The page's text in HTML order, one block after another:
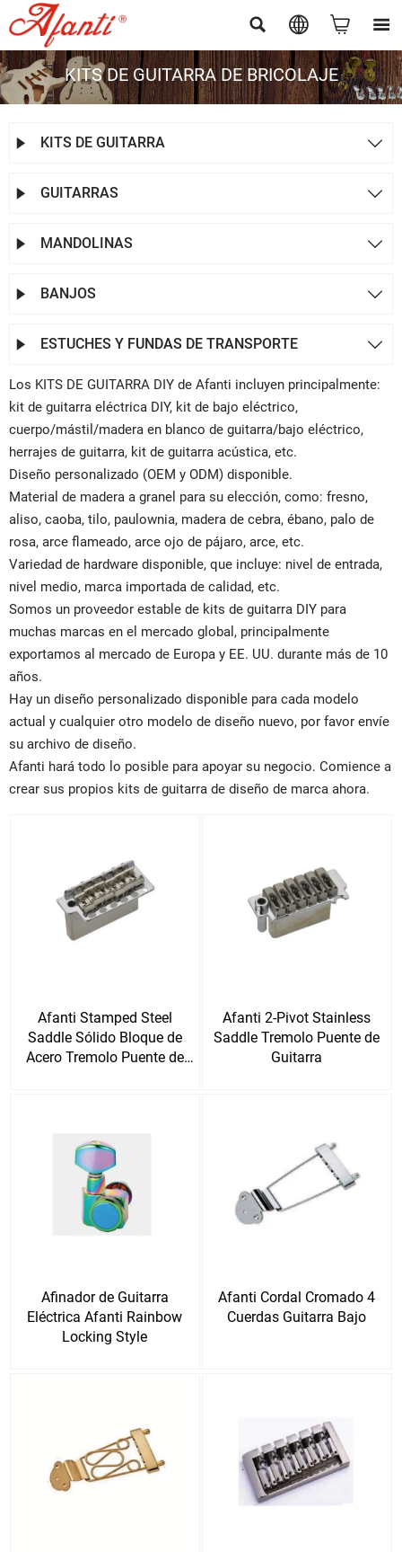
   
KITS DE GUITARRA DE BRICOLAJE
 KITS DE GUITARRA 
 GUITARRAS 
 MANDOLINAS 
 BANJOS 
 ESTUCHES Y FUNDAS DE TRANSPORTE 
Los KITS DE GUITARRA DIY de Afanti incluyen principalmente:
kit de guitarra eléctrica DIY, kit de bajo eléctrico,
cuerpo/mástil/madera en blanco de guitarra/bajo eléctrico,
herrajes de guitarra, kit de guitarra acústica, etc.
Diseño personalizado (OEM y ODM) disponible.
Material de madera a granel para su elección, como: fresno,
aliso, caoba, tilo, paulownia, madera de cebra, ébano, palo de
rosa, arce flameado, arce ojo de pájaro, arce, etc.
Variedad de hardware disponible, que incluye: nivel de entrada,
nivel medio, marca importada de calidad, etc.
Somos un proveedor estable de kits de guitarra DIY para
muchas marcas en el mercado global, principalmente
exportamos al mercado de Europa y EE. UU. durante más de 10
años.
Hay un diseño personalizado disponible para cada modelo
actual y cualquier otro modelo de diseño nuevo, por favor envíe
su archivo de diseño.
Afanti hará todo lo posible para apoyar su negocio. Comience a
crear sus propios kits de guitarra de diseño de marca ahora.
Afanti Stamped Steel
Saddle Sólido Bloque de
Acero Tremolo Puente de
Afanti 2-Pivot Stainless
Saddle Tremolo Puente de
Guitarra
Afinador de Guitarra
Eléctrica Afanti Rainbow
Locking Style
Afanti Cordal Cromado 4
Cuerdas Guitarra Bajo